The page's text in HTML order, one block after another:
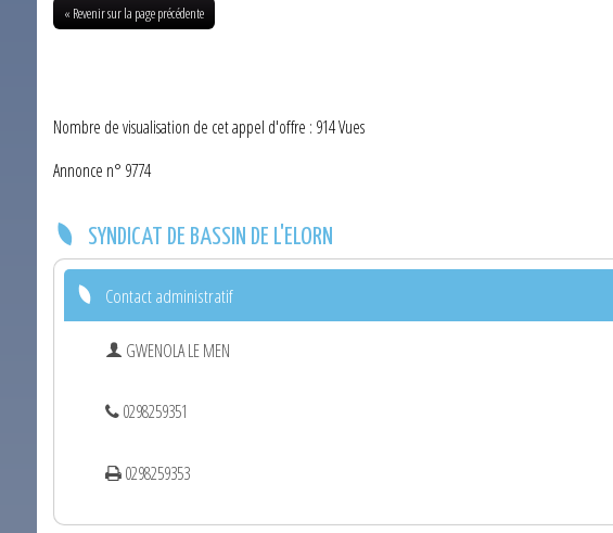
« Revenir sur la page précédente
Nombre de visualisation de cet appel d'offre : 914 Vues
Annonce n° 9774
SYNDICAT DE BASSIN DE L'ELORN
Contact administratif
GWENOLA LE MEN
0298259351
0298259353